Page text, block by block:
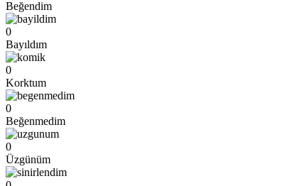
Beğendim
0
Bayıldım
0
Korktum
0
Beğenmedim
0
Üzgünüm